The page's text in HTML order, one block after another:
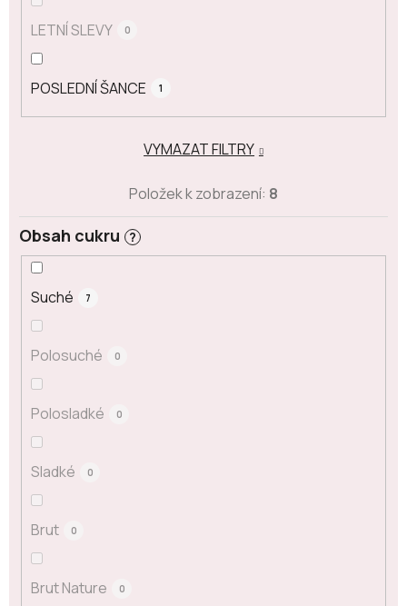
LETNÍ SLEVY 0
POSLEDNÍ ŠANCE 1
Obsah cukru ?
Suché 7
Polosuché 0
Polosladké 0
Sladké 0
Brut 0
Brut Nature 0
VYMAZAT FILTRY
Položek k zobrazení: 8